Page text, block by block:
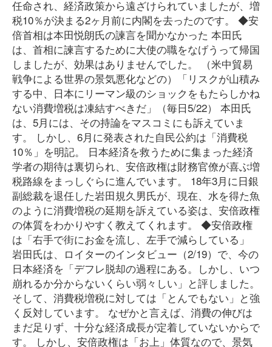
任命され、経済政策から遠ざけられていましたが、増
税10％が決まる2ヶ月前に内閣を去ったのです。 ◆安
倍首相は本田悦朗氏の諫言を聞かなかった 本田氏
は、首相に諫言するために大使の職をなげうって帰国
しましたが、効果はありませんでした。 （米中貿易
戦争による世界の景気悪化などの）「リスクが山積み
する中、日本にリーマン級のショックをもたらしかね
ない消費増税は凍結すべきだ」（毎日5/22） 本田氏
は、5月には、その持論をマスコミにも訴えていま
す。 しかし、6月に発表された自民公約は「消費税
10％」を明記。 日本経済を救うために集まった経済
学者の期待は裏切られ、安倍政権は財務官僚が喜ぶ増
税路線をまっしぐらに進んでいます。 18年3月に日銀
副総裁を退任した岩田規久男氏が、現在、水を得た魚
のように消費増税の延期を訴えている姿は、安倍政権
の体質をわかりやすく教えてくれます。 ◆安倍政権
は「右手で街にお金を流し、左手で減らしている」
岩田氏は、ロイターのインタビュー（2/19）で、今の
日本経済を「デフレ脱却の過程にある。しかし、いつ
崩れるか分からないくらい弱々しい」と評しました。
そして、消費税増税に対しては「とんでもない」と強
く反対しています。 なぜかと言えば、消費の伸びは
まだ足りず、十分な経済成長が定着していないからで
す。 しかし、安倍政権は「お上」体質なので、景気